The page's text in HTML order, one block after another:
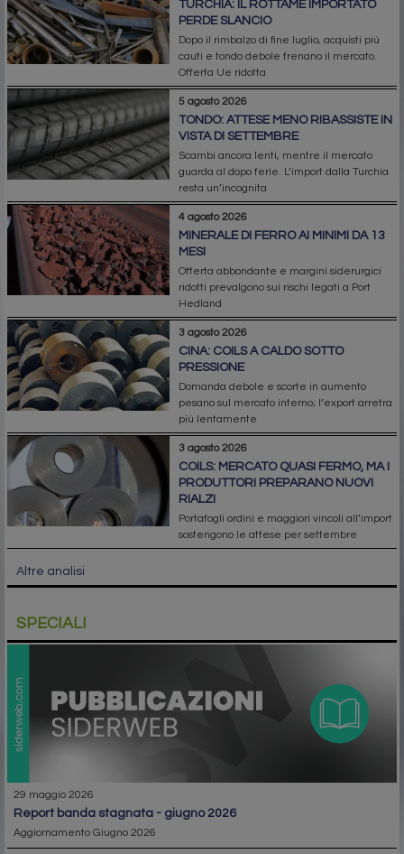
TURCHIA: IL ROTTAME IMPORTATO
PERDE SLANCIO
Dopo il rimbalzo di fine luglio, acquisti più
cauti e tondo debole frenano il mercato.
Offerta Ue ridotta
5 agosto 2026
TONDO: ATTESE MENO RIBASSISTE IN
VISTA DI SETTEMBRE
Scambi ancora lenti, mentre il mercato
guarda al dopo ferie. L’import dalla Turchia
resta un’incognita
4 agosto 2026
MINERALE DI FERRO AI MINIMI DA 13
MESI
Offerta abbondante e margini siderurgici
ridotti prevalgono sui rischi legati a Port
Hedland
3 agosto 2026
CINA: COILS A CALDO SOTTO
PRESSIONE
Domanda debole e scorte in aumento
pesano sul mercato interno; l’export arretra
più lentamente
3 agosto 2026
COILS: MERCATO QUASI FERMO, MA I
PRODUTTORI PREPARANO NUOVI
RIALZI
Portafogli ordini e maggiori vincoli all’import
sostengono le attese per settembre
Altre analisi
SPECIALI
29 maggio 2026
report banda stagnata - giugno 2026
Aggiornamento Giugno 2026